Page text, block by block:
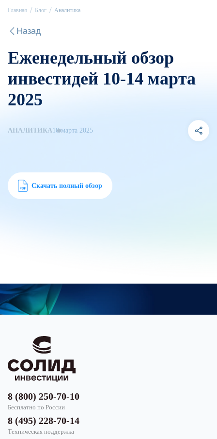
Главная Блог Аналитика
Назад
Еженедельный обзор
инвестидей 10-14 марта
2025
АНАЛИТИКА10 марта 2025
Скачать полный обзор
8 (800) 250-70-10
Бесплатно по России
8 (495) 228-70-14
Техническая поддержка